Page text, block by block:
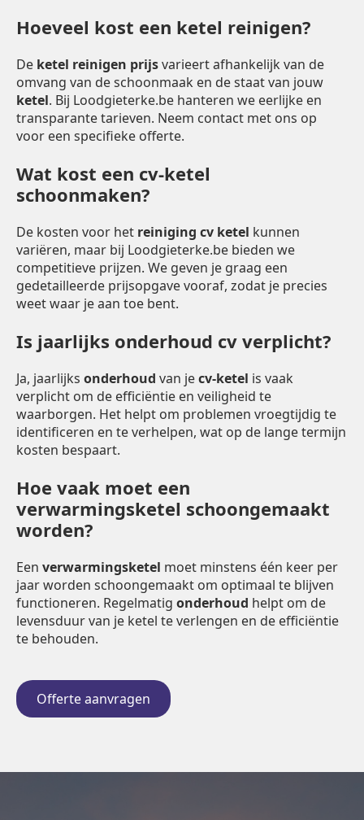
Hoeveel kost een ketel reinigen?
De ketel reinigen prijsvarieert afhankelijk van de
omvang van de schoonmaak en de staat van jouw
ketel. Bij Loodgieterke.be hanteren we eerlijke en
transparante tarieven. Neem contact met ons op
voor een specifieke offerte.
Wat kost een cv-ketel
schoonmaken?
De kosten voor het reiniging cv ketel kunnen
variëren, maar bij Loodgieterke.be bieden we
competitieve prijzen. We geven je graag een
gedetailleerde prijsopgave vooraf, zodat je precies
weet waar je aan toe bent.
Is jaarlijks onderhoud cv verplicht?
Ja, jaarlijks onderhoud van jecv-ketel is vaak
verplicht om de efficiëntie en veiligheid te
waarborgen. Het helpt om problemen vroegtijdig te
identificeren en te verhelpen, wat op de lange termijn
kosten bespaart.
Hoe vaak moet een
verwarmingsketel schoongemaakt
worden?
Een verwarmingsketel moet minstens één keer per
jaar worden schoongemaakt om optimaal te blijven
functioneren. Regelmatig onderhoud helpt om de
levensduur van je ketel te verlengen en de efficiëntie
te behouden.
Offerte aanvragen